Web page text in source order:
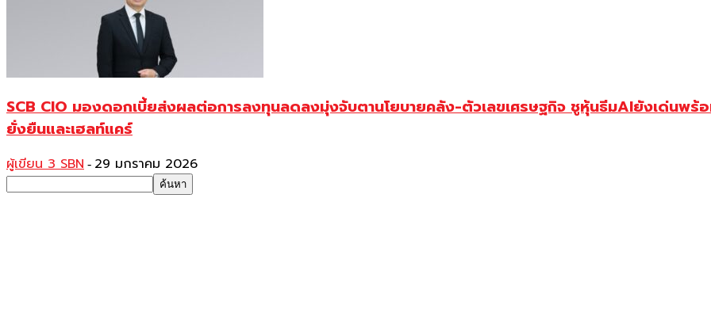
SCB CIO มองดอกเบี้ยส่งผลต่อการลงทุนลดลงมุ่งจับตานโยบายคลัง-ตัวเลขเศรษฐกิจ ชูหุ้นธีมAIยังเด่นพร้
ยั่งยืนและเฮลท์แคร์
ผู้เขียน 3 SBN - 29 มกราคม 2026